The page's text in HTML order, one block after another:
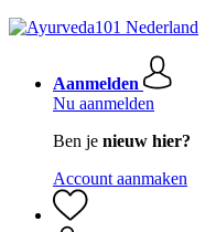
Aanmelden
Nu aanmelden
Ben je nieuw hier?
Account aanmaken